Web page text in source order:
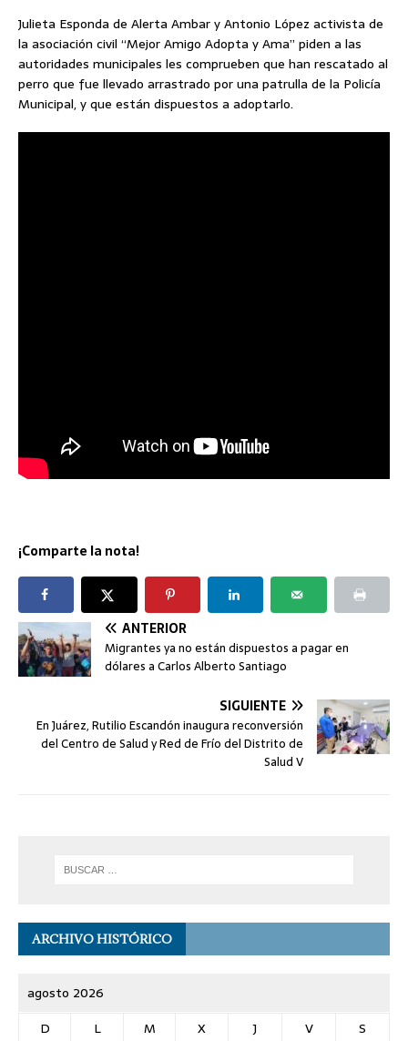
Julieta Esponda de Alerta Ambar y Antonio López activista de
la asociación civil “Mejor Amigo Adopta y Ama” piden a las
autoridades municipales les comprueben que han rescatado al
perro que fue llevado arrastrado por una patrulla de la Policía
Municipal, y que están dispuestos a adoptarlo.
¡Comparte la nota!
ANTERIOR
Migrantes ya no están dispuestos a pagar en
dólares a Carlos Alberto Santiago
SIGUIENTE
En Juárez, Rutilio Escandón inaugura reconversión
del Centro de Salud y Red de Frío del Distrito de
Salud V
ARCHIVO HISTÓRICO
agosto 2026
D
L M X J V
S